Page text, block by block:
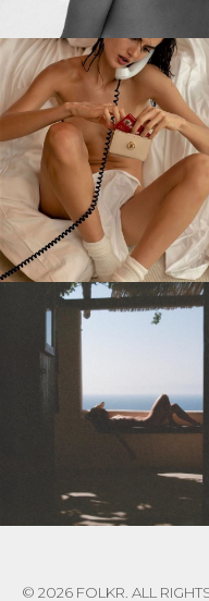
© 2026 FOLKR. ALL